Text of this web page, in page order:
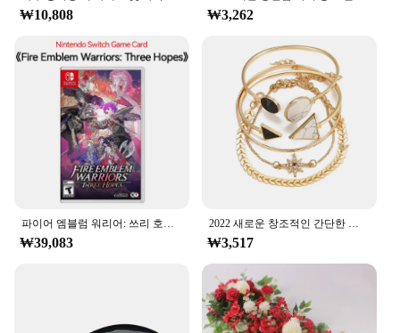
The merka Alphabet Cards are not just about
learning; they are about making the learning
process enjoyable. The cards are designed to
captivate the attention of learners, fostering a love
for language and encouraging active participation.
The colorful illustrations and engaging design make
learning the Korean alphabet an enjoyable
experience. These cards are not only a valuable tool
for language learning but also a fun way to
introduce children to a new language, sparking their
curiosity and imagination.
₩10,808 ₩3,262
파이어 엠블럼 워리어: 쓰리 호프 닌텐도 스위치 게임 카드, 닌텐도 스위치 OLED 스위치 라이트, 물리적 거래
₩39,083
2022 새로운 창조적인 간단한 기질 여성 보석 세트 팔각형 조각 화살표 기하학적 팔찌 5 조각 세트
₩3,517